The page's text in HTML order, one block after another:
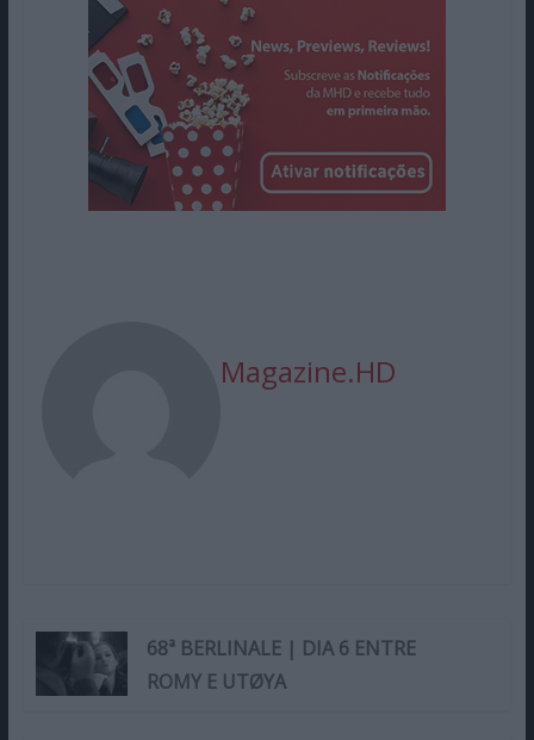
Magazine.HD
68ª BERLINALE | DIA 6 ENTRE
ROMY E UTØYA